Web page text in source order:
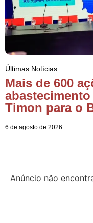
Últimas Notícias
Mais de 600
Timon para o
6 de agosto de 2026
Anúncio não